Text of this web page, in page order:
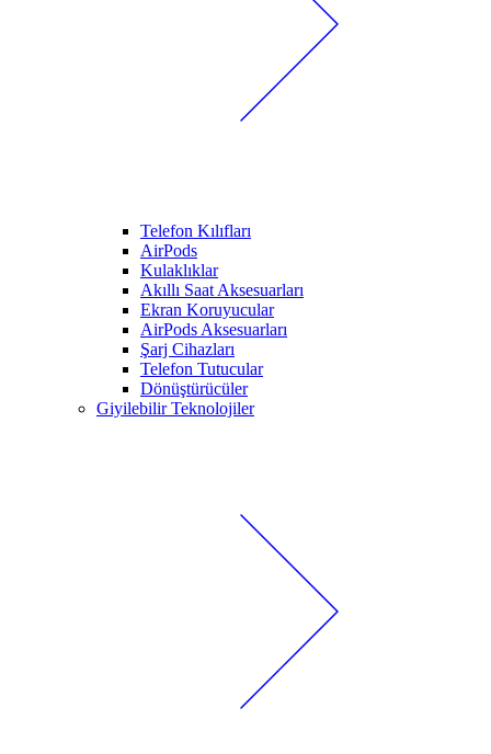
Telefon Kılıfları
AirPods
Kulaklıklar
Akıllı Saat Aksesuarları
Ekran Koruyucular
AirPods Aksesuarları
Şarj Cihazları
Telefon Tutucular
Dönüştürücüler
Giyilebilir Teknolojiler